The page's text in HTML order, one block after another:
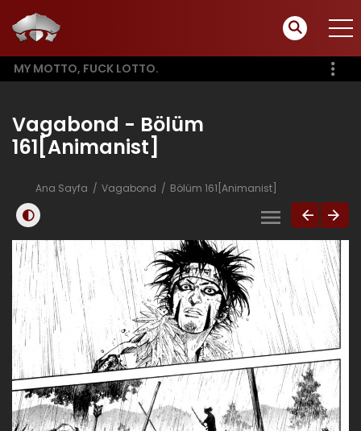
MY MOTTO, FUCK LOTTO.
Vagabond - Bölüm
161[Animanist]
Ana Sayfa Vagabond Bölüm 161[Animanist]